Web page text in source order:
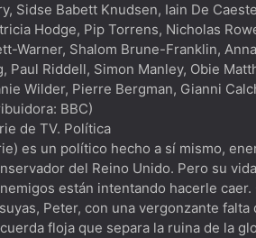
Sidse Babett Knudsen, Iain De
Hodge, Pip Torrens, Nicholas
Warner, Shalom Brune-Franklin,
Paul Riddell, Simon Manley, Obie
Wilder, Pierre Bergman, Gianni
BBC)
de TV. Política
es un político hecho a sí mismo,
del Reino Unido. Pero su
están intentando hacerle
Peter, con una vergonzante falta
floja que separa la ruina de la